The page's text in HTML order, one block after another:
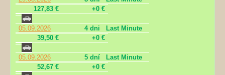
127,83 €
+0 €
05.09.2026 4 dni
Last Minute
39,50 €
+0 €
05.09.2026 5 dní
Last Minute
52,67 €
+0 €